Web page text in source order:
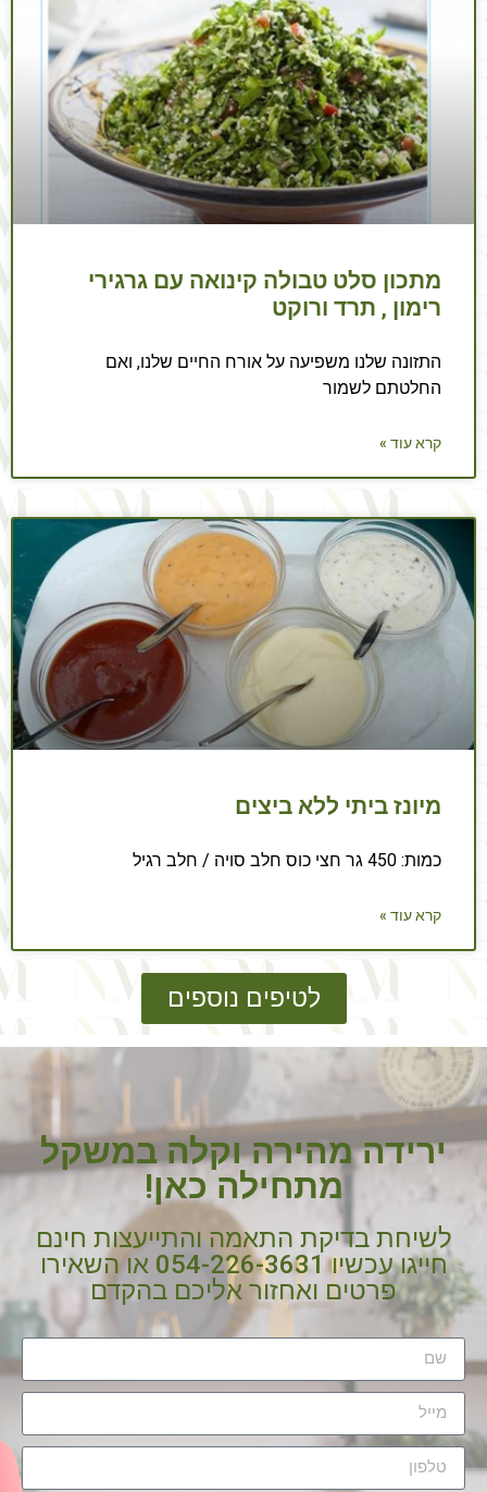
מתכון סלט טבולה קינואה עם גרגירי
רימון , תרד ורוקט
התזונה שלנו משפיעה על אורח החיים שלנו, ואם
החלטתם לשמור
קרא עוד »
מיונז ביתי ללא ביצים
כמות: 450 גר חצי כוס חלב סויה / חלב רגיל
קרא עוד »
לטיפים נוספים
ירידה מהירה וקלה במשקל
מתחילה כאן!
לשיחת בדיקת התאמה והתייעצות חינם
חייגו עכשיו 054-226-3631 או השאירו
פרטים ואחזור אליכם בהקדם